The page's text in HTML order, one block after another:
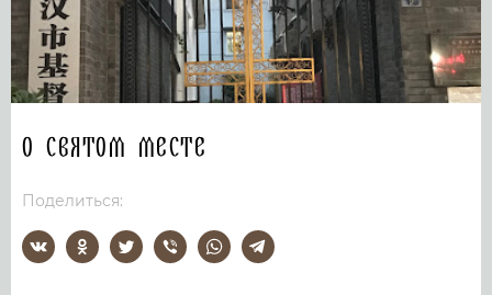
О святом месте
Поделиться: